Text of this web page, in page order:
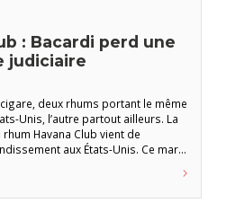
: Bacardi perd une
judiciaire
deux rhums portant le même
Unis, l’autre partout ailleurs. La
Havana Club vient de
aux États-Unis. Ce mardi
Cubaexport et rejeté le recours